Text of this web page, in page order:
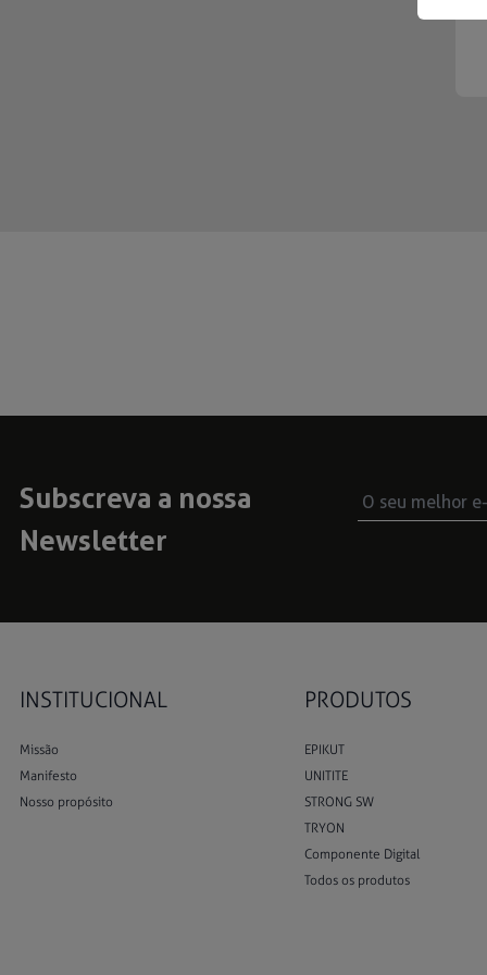
Subscreva a nossa
Newsletter
INSTITUCIONAL
Missão
Manifesto
Nosso propósito
PRODUTOS
EPIKUT
UNITITE
STRONG SW
TRYON
Componente Digital
Todos os produtos